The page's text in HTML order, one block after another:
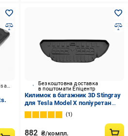
До -10% з суперкредиткою Visa Вигода
Безкоштовна доставка
в поштомати Епіцентр
Килимок в багажник 3D Stingray
для Tesla Model X поліуретан
Чорний
1
882 ₴/компл.